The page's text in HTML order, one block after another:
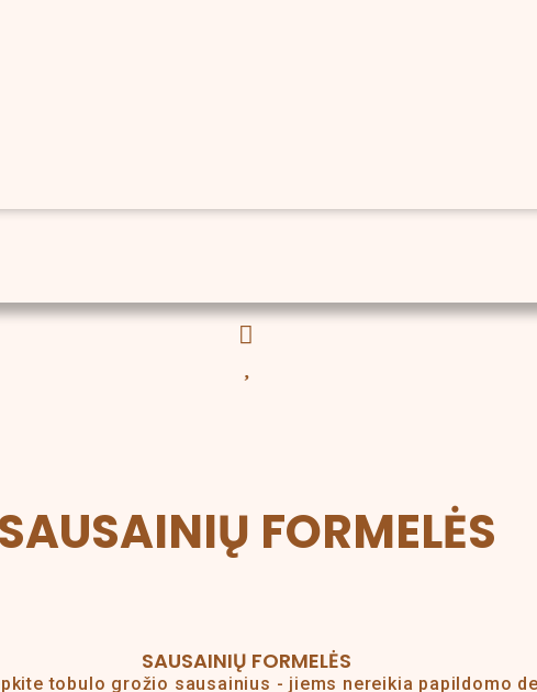
SAUSAINIŲ FORMELĖS
SAUSAINIŲ FORMELĖS
tobulo grožio sausainius - jiems nereikia papildomo